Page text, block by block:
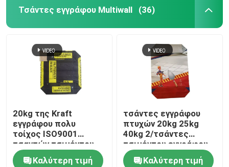
Τσάντες εγγράφου Multiwall (36)
20kg της Kraft
εγγράφου πολυ
τοίχος ISO9001
τσαντών τσιμέντου
αδιάβροχος με την
κόλλαΚαλύτερη τιμή
τσάντες εγγράφου
πτυχών 20kg 25kg
40kg 2/τσάντες
τσιμέντου εγγράφου
της Kraft με τη
συγκολλητική σκόνη
Καλύτερη τιμή